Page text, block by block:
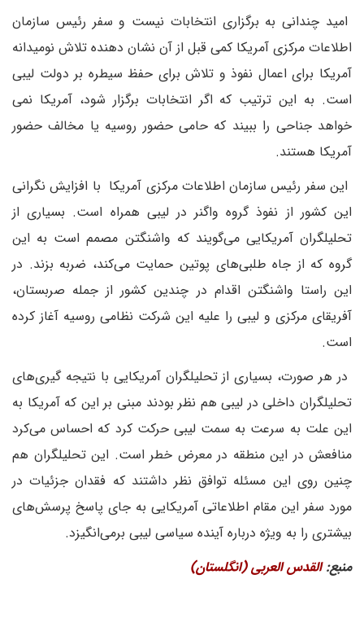
امید چندانی به برگزاری انتخابات نیست و سفر رئیس سازمان
اطلاعات مرکزی آمریکا کمی قبل از آن نشان دهنده تلاش نومیدانه
آمریکا برای اعمال نفوذ و تلاش برای حفظ سیطره بر دولت لیبی
است. به این ترتیب که اگر انتخابات برگزار شود، آمریکا نمی
خواهد جناحی را ببیند که حامی حضور روسیه یا مخالف حضور
آمریکا هستند.
این سفر رئیس سازمان اطلاعات مرکزی آمریکا با افزایش نگرانی
این کشور از نفوذ گروه واگنر در لیبی همراه است. بسیاری از
تحلیلگران آمریکایی می‌گویند که واشنگتن مصمم است به این
گروه که از جاه طلبی‌های پوتین حمایت می‌کند، ضربه بزند. در
این راستا واشنگتن اقدام در چندین کشور از جمله صربستان،
آفریقای مرکزی و لیبی را علیه این شرکت نظامی روسیه آغاز کرده
است.
در هر صورت، بسیاری از تحلیلگران آمریکایی با نتیجه گیری‌های
تحلیلگران داخلی در لیبی هم نظر بودند مبنی بر این که آمریکا به
این علت به سرعت به سمت لیبی حرکت کرد که احساس می‌کرد
منافعش در این منطقه در معرض خطر است. این تحلیلگران هم
چنین روی این مسئله توافق نظر داشتند که فقدان جزئیات در
مورد سفر این مقام اطلاعاتی آمریکایی به جای پاسخ پرسش‌های
بیشتری را به ویژه درباره آینده سیاسی لیبی برمی‌انگیزد.
منبع:القدس العربی (انگلستان)